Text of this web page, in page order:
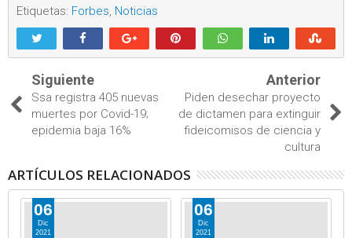
Etiquetas: Forbes Noticias
Siguiente
Ssa registra 405 nuevas
muertes por Covid-19;
epidemia baja 16%
Anterior
Piden desechar proyecto
de dictamen para extinguir
fideicomisos de ciencia y
cultura
ARTÍCULOS RELACIONADOS
06
Dic
2021
06
Dic
2021